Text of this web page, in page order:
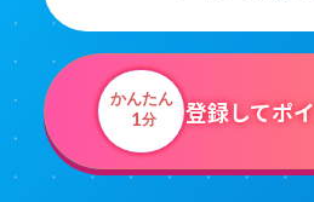
かんたん
1分 登録してポ